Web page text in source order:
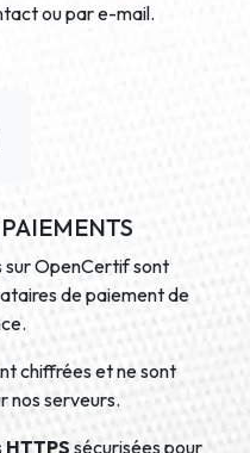
ou par e-mail.
OpenCertif sont
de paiement de
chiffrées et ne sont
nos serveurs.
HTTPS sécurisées pour